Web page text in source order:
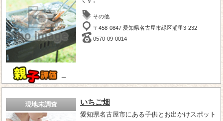
－
その他
〒458-0847 愛知県名古屋市緑区浦里3-232
0570-09-0014
現地未調査 いちご畑
愛知県名古屋市にある子供とお出かけスポット